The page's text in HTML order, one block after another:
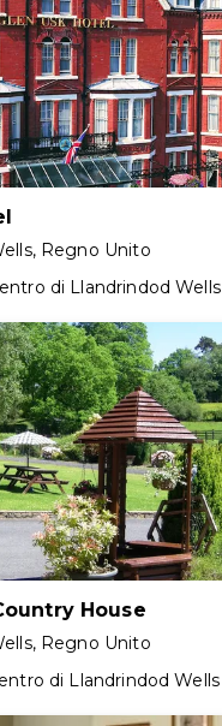
, Regno Unito
di Llandrindod Wells
House
, Regno Unito
di Llandrindod Wells